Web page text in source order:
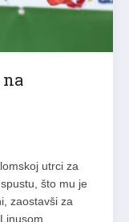
utrci za
što mu je
zaostavši za